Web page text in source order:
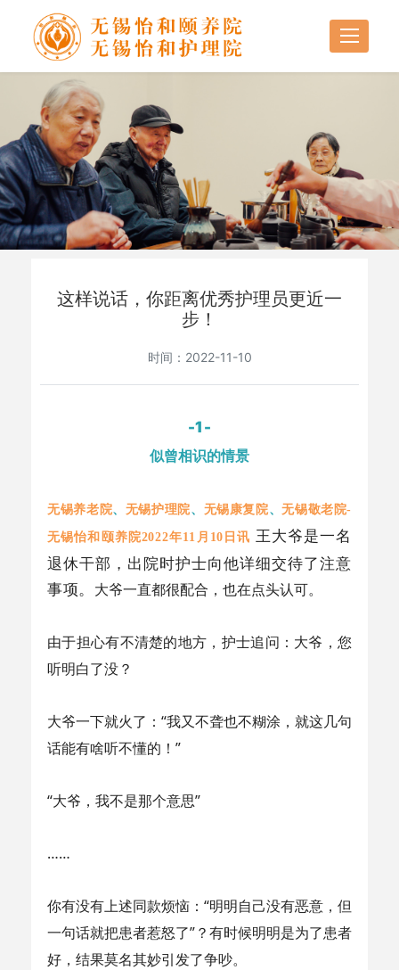
这样说话，你距离优秀护理员更近一
步！
时间：2022-11-10
-1-
似曾相识的情景
无锡养老院、 无锡护理院、 无锡康复院、无锡敬老院-
无锡怡和颐养院2022年11月10日讯 王大爷是一名
退休干部，出院时护士向他详细交待了注意
事项。 大爷一直都很配合，也在点头认可。
由于担心有不清楚的地方，护士追问：大爷，您
听明白了没？
大爷一下就火了：“我又不聋也不糊涂，就这几句
话能有啥听不懂的！”
“大爷，我不是那个意思”
……
你有没有上述同款烦恼：“明明自己没有恶意，但
一句话就把患者惹怒了”？有时候明明是为了患者
好，结果莫名其妙引发了争吵。